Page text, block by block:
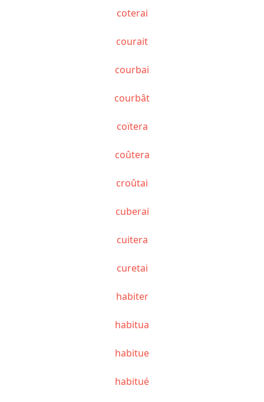
coterai
courait
courbai
courbât
coïtera
coûtera
croûtai
cuberai
cuitera
curetai
habiter
habitua
habitue
habitué